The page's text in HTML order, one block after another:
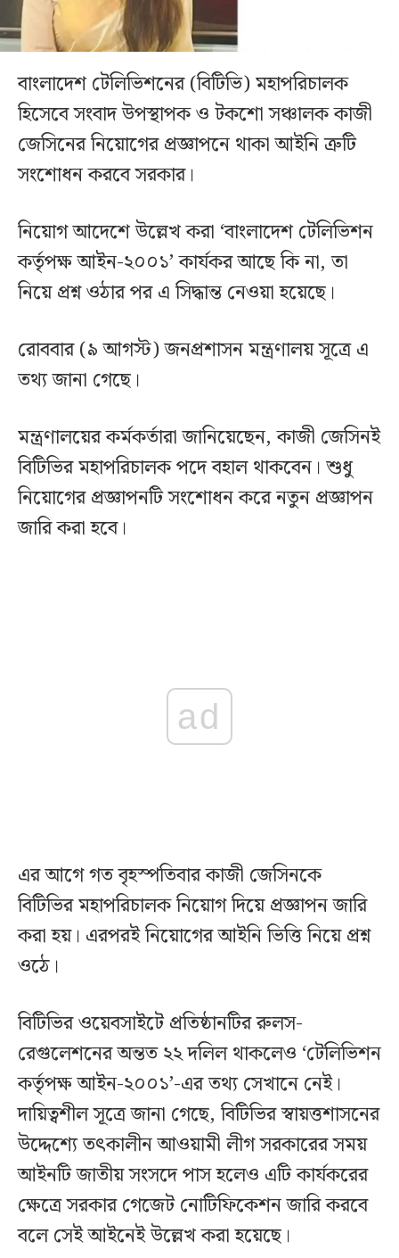
বাংলাদেশ টেলিভিশনের (বিটিভি) মহাপরিচালক
হিসেবে সংবাদ উপস্থাপক ও টকশো সঞ্চালক কাজী
জেসিনের নিয়োগের প্রজ্ঞাপনে থাকা আইনি ত্রুটি
সংশোধন করবে সরকার।
নিয়োগ আদেশে উল্লেখ করা ‘বাংলাদেশ টেলিভিশন
কর্তৃপক্ষ আইন-২০০১’ কার্যকর আছে কি না, তা
নিয়ে প্রশ্ন ওঠার পর এ সিদ্ধান্ত নেওয়া হয়েছে।
রোববার (৯ আগস্ট) জনপ্রশাসন মন্ত্রণালয় সূত্রে এ
তথ্য জানা গেছে।
মন্ত্রণালয়ের কর্মকর্তারা জানিয়েছেন, কাজী জেসিনই
বিটিভির মহাপরিচালক পদে বহাল থাকবেন। শুধু
নিয়োগের প্রজ্ঞাপনটি সংশোধন করে নতুন প্রজ্ঞাপন
জারি করা হবে।
ad
এর আগে গত বৃহস্পতিবার কাজী জেসিনকে
বিটিভির মহাপরিচালক নিয়োগ দিয়ে প্রজ্ঞাপন জারি
করা হয়। এরপরই নিয়োগের আইনি ভিত্তি নিয়ে প্রশ্ন
ওঠে।
বিটিভির ওয়েবসাইটে প্রতিষ্ঠানটির রুলস-
রেগুলেশনের অন্তত ২২ দলিল থাকলেও ‘টেলিভিশন
কর্তৃপক্ষ আইন-২০০১’-এর তথ্য সেখানে নেই।
দায়িত্বশীল সূত্রে জানা গেছে, বিটিভির স্বায়ত্তশাসনের
উদ্দেশ্যে তৎকালীন আওয়ামী লীগ সরকারের সময়
আইনটি জাতীয় সংসদে পাস হলেও এটি কার্যকরের
ক্ষেত্রে সরকার গেজেট নোটিফিকেশন জারি করবে
বলে সেই আইনেই উল্লেখ করা হয়েছে।